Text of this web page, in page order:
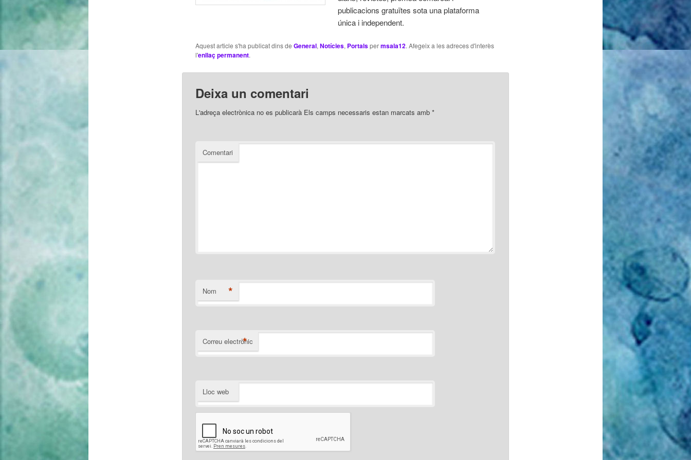
publicacions gratuïtes sota una plataforma
única i independent.
Aquest article s'ha publicat dins de General,Notícies, Portalspermsala12. Afegeix a les adreces d'interès
l'enllaç permanent.
Deixa un comentari
L'adreça electrònica no es publicaràEls camps necessaris estan marcats amb *
Comentari
Nom *
Correu electrònic
*
Lloc web